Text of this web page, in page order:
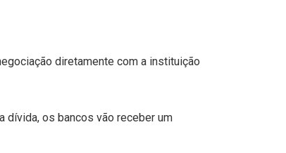
diretamente com a instituição
dívida, os bancos vão receber um